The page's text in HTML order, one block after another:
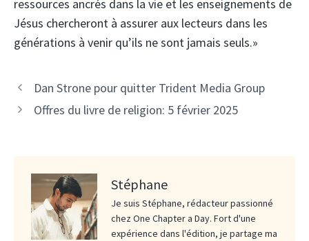
ressources ancrés dans la vie et les enseignements de
Jésus chercheront à assurer aux lecteurs dans les
générations à venir qu’ils ne sont jamais seuls.»
Dan Strone pour quitter Trident Media Group
Offres du livre de religion: 5 février 2025
Stéphane
Je suis Stéphane, rédacteur passionné
chez One Chapter a Day. Fort d'une
expérience dans l'édition, je partage ma